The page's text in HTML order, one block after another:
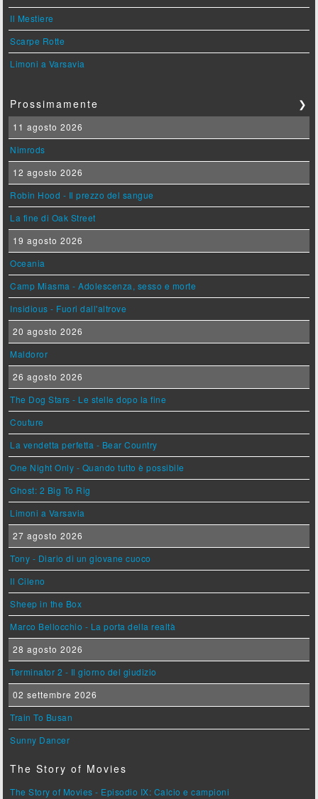
Il Mestiere
Scarpe Rotte
Limoni a Varsavia
Prossimamente ❯
11 agosto 2026
Nimrods
12 agosto 2026
Robin Hood - Il prezzo del sangue
La fine di Oak Street
19 agosto 2026
Oceania
Camp Miasma - Adolescenza, sesso e morte
Insidious - Fuori dall'altrove
20 agosto 2026
Maldoror
26 agosto 2026
The Dog Stars - Le stelle dopo la fine
Couture
La vendetta perfetta - Bear Country
One Night Only - Quando tutto è possibile
Ghost: 2 Big To Rig
Limoni a Varsavia
27 agosto 2026
Tony - Diario di un giovane cuoco
Il Cileno
Sheep in the Box
Marco Bellocchio - La porta della realtà
28 agosto 2026
Terminator 2 - Il giorno del giudizio
02 settembre 2026
Train To Busan
Sunny Dancer
The Story of Movies
The Story of Movies - Episodio IX: Calcio e campioni